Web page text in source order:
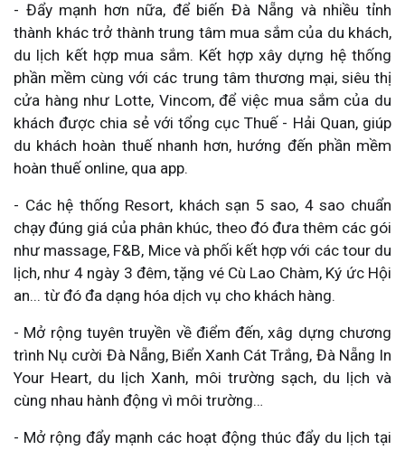
- Đẩy mạnh hơn nữa, để biến Đà Nẵng và nhiều tỉnh
thành khác trở thành trung tâm mua sắm của du khách,
du lịch kết hợp mua sắm. Kết hợp xây dựng hệ thống
phần mềm cùng với các trung tâm thương mại, siêu thị
cửa hàng như Lotte, Vincom, để việc mua sắm của du
khách được chia sẻ với tổng cục Thuế - Hải Quan, giúp
du khách hoàn thuế nhanh hơn, hướng đến phần mềm
hoàn thuế online, qua app.
- Các hệ thống Resort, khách sạn 5 sao, 4 sao chuẩn
chạy đúng giá của phân khúc, theo đó đưa thêm các gói
như massage, F&B, Mice và phối kết hợp với các tour du
lịch, như 4 ngày 3 đêm, tặng vé Cù Lao Chàm, Ký ức Hội
an... từ đó đa dạng hóa dịch vụ cho khách hàng.
- Mở rộng tuyên truyền về điểm đến, xâg dựng chương
trình Nụ cười Đà Nẵng, Biển Xanh Cát Trắng, Đà Nẵng In
Your Heart, du lịch Xanh, môi trường sạch, du lịch và
cùng nhau hành động vì môi trường…
- Mở rộng đẩy mạnh các hoạt động thúc đẩy du lịch tại